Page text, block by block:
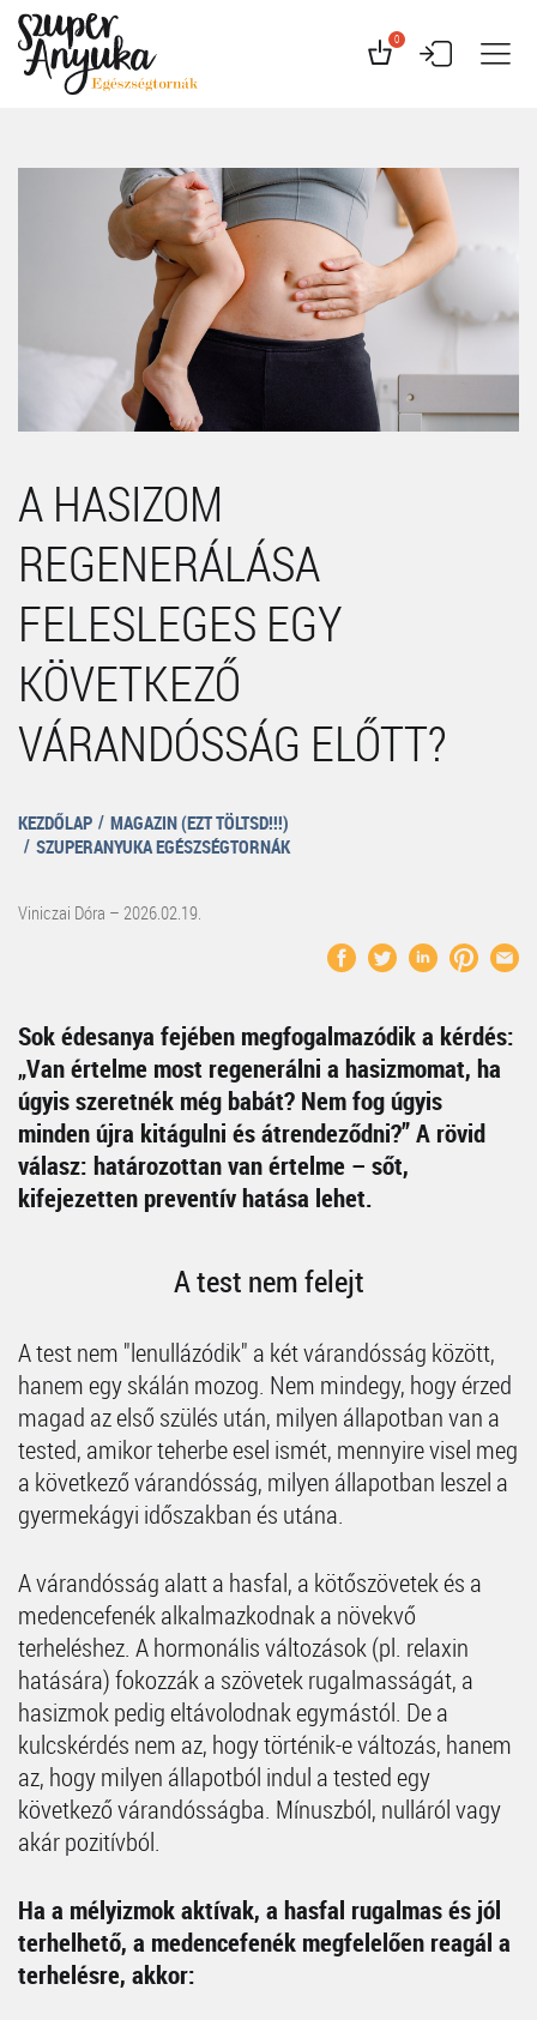
0
A HASIZOM
REGENERÁLÁSA
FELESLEGES EGY
KÖVETKEZŐ
VÁRANDÓSSÁG ELŐTT?
KEZDŐLAP
MAGAZIN (EZT TÖLTSD!!!)
SZUPERANYUKA EGÉSZSÉGTORNÁK
Viniczai Dóra – 2026.02.19.
Sok édesanya fejében megfogalmazódik a kérdés:
„Van értelme most regenerálni a hasizmomat, ha
úgyis szeretnék még babát? Nem fog úgyis
minden újra kitágulni és átrendeződni?” A rövid
válasz: határozottan van értelme – sőt,
kifejezetten preventív hatása lehet.
A test nem felejt
A test nem "lenullázódik" a két várandósság között,
hanem egy skálán mozog. Nem mindegy, hogy érzed
magad az első szülés után, milyen állapotban van a
tested, amikor teherbe esel ismét, mennyire visel meg
a következő várandósság, milyen állapotban leszel a
gyermekágyi időszakban és utána.
A várandósság alatt a hasfal, a kötőszövetek és a
medencefenék alkalmazkodnak a növekvő
terheléshez. A hormonális változások (pl. relaxin
hatására) fokozzák a szövetek rugalmasságát, a
hasizmok pedig eltávolodnak egymástól. De a
kulcskérdés nem az, hogy történik-e változás, hanem
az, hogy milyen állapotból indul a tested egy
következő várandósságba. Mínuszból, nulláról vagy
akár pozitívból.
Ha a mélyizmok aktívak, a hasfal rugalmas és jól
terhelhető, a medencefenék megfelelően reagál a
terhelésre, akkor: